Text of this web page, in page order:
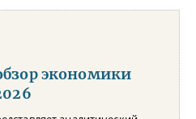
экономики